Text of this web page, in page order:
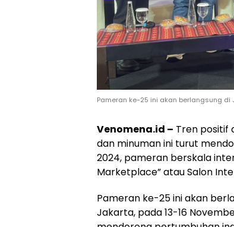
Pameran ke-25 ini akan berlangsung di
Venomena.id – Tren positif
dan minuman ini turut
2024, pameran berskala
Marketplace” atau Salon
Pameran ke-25 ini akan
Jakarta, pada 13-16